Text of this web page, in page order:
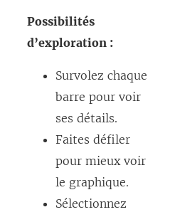
Possibilités
d’exploration :
Survolez chaque
barre pour voir
ses détails.
Faites défiler
pour mieux voir
le graphique.
Sélectionnez